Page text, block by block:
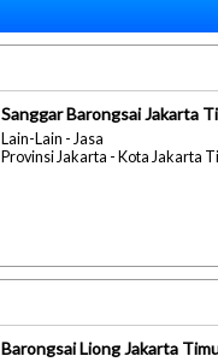
Sanggar Barongsai Jakarta
Lain-Lain - Jasa
Provinsi Jakarta - Kota Jakarta
Barongsai Liong Jakarta